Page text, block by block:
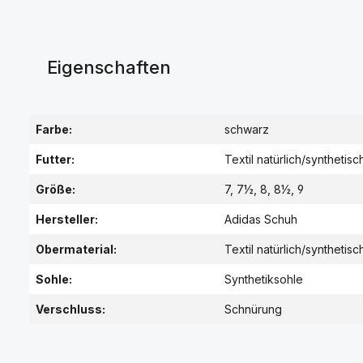
Eigenschaften
Farbe: schwarz
Futter: Textil natürlich/
Größe: 7, 7½, 8, 8½, 9
Hersteller: Adidas Schuh
Obermaterial: Textil natürlich/
Sohle: Synthetiksohle
Verschluss: Schnürung